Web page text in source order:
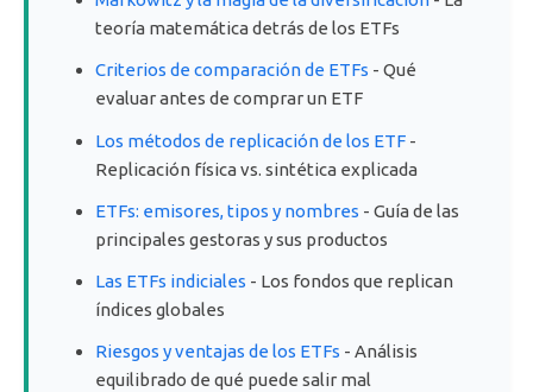
teoría matemática detrás de los ETFs
Criterios de comparación de ETFs - Qué
evaluar antes de comprar un ETF
Los métodos de replicación de los ETF -
Replicación física vs. sintética explicada
ETFs: emisores, tipos y nombres - Guía de las
principales gestoras y sus productos
Las ETFs indiciales - Los fondos que replican
índices globales
Riesgos y ventajas de los ETFs - Análisis
equilibrado de qué puede salir mal